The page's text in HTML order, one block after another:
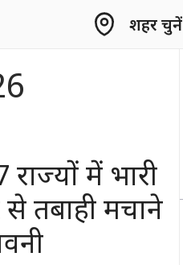
शहर चुनें
में भारी
तबाही मचाने